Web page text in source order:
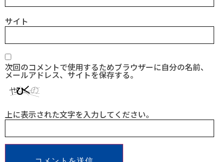
サイト
次回のコメントで使用するためブラウザーに自分の名前、
メールアドレス、サイトを保存する。
上に表示された文字を入力してください。